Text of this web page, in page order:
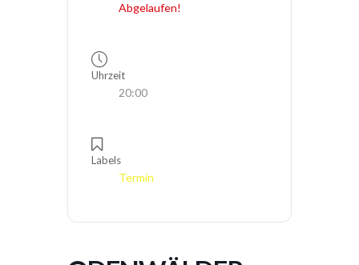
Abgelaufen!
Uhrzeit
20:00
Labels
Termin